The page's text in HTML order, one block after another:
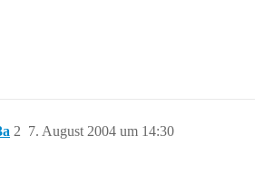
7. August 2004 um 14:30
2